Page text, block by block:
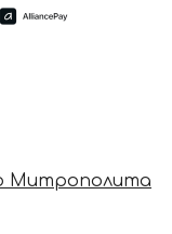
Митрополита